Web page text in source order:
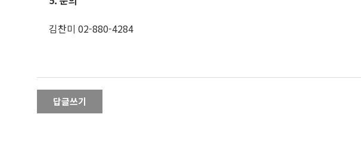
김찬미 02-880-4284
답글쓰기